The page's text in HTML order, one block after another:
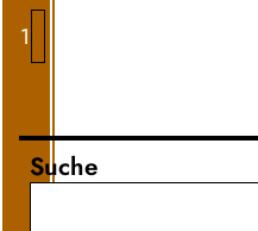
1
Suche